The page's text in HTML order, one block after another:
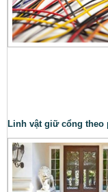
Linh vật giữ cổng theo